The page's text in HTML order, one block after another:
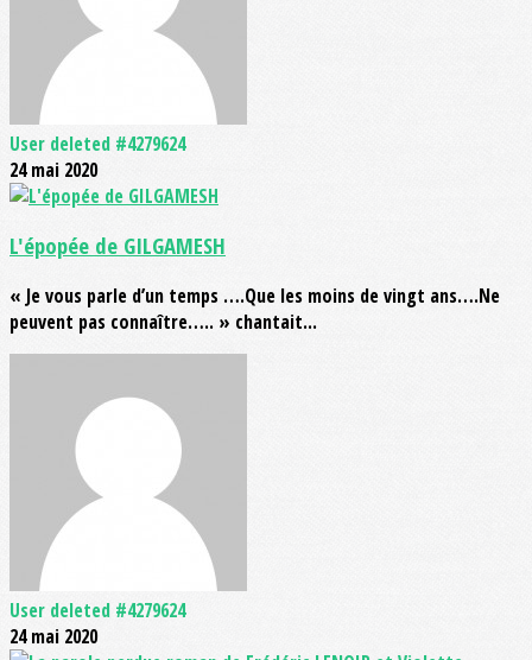
User deleted #4279624
24 mai 2020
L'épopée de GILGAMESH
« Je vous parle d’un temps ….Que les moins de vingt ans….Ne
peuvent pas connaître….. » chantait...
User deleted #4279624
24 mai 2020